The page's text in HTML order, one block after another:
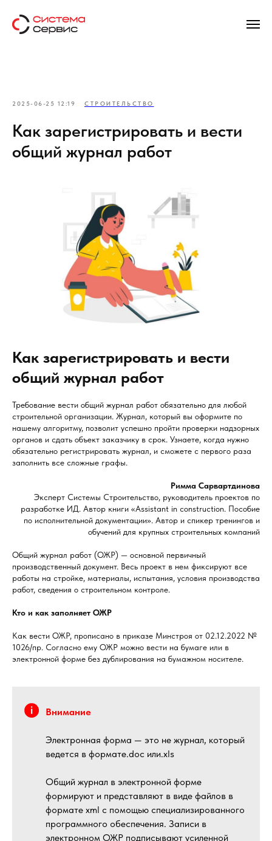
2025-06-25 12:19 СТРОИТЕЛЬСТВО
Как зарегистрировать и вести
общий журнал работ
Как зарегистрировать и вести
общий журнал работ
Требование вести общий журнал работ обязательно для любой
строительной организации. Журнал, который вы оформите по
нашему алгоритму, позволит успешно пройти проверки надзорных
органов и сдать объект заказчику в срок. Узнаете, когда нужно
обязательно регистрировать журнал, и сможете с первого раза
заполнить все сложные графы.
Римма Сарвартдинова
Эксперт Системы Строительство, руководитель проектов по
разработке ИД. Автор книги «Assistant in construction. Пособие
по исполнительной документации». Автор и спикер тренингов и
обучений для крупных строительных компаний
Общий журнал работ (ОЖР) — основной первичный
производственный документ. Весь проект в нем фиксируют все
работы на стройке, материалы, испытания, условия производства
работ, сведения о строительном контроле.
Кто и как заполняет ОЖР
Как вести ОЖР, прописано в приказе Минстроя от 02.12.2022 №
1026/пр. Согласно ему ОЖР можно вести на бумаге или в
электронной форме без дублирования на бумажном носителе.
Внимание
Электронная форма — это не журнал, который
ведется в формате.doc или.xls
Общий журнал в электронной форме
формируют и представляют в виде файлов в
формате xml с помощью специализированного
программного обеспечения. Записи в
электронном ОЖР подписывают усиленной